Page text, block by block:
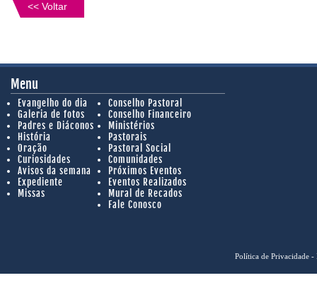
<< Voltar
Menu
Evangelho do dia
Galeria de fotos
Padres e Diáconos
História
Oração
Curiosidades
Avisos da semana
Expediente
Missas
Conselho Pastoral
Conselho Financeiro
Ministérios
Pastorais
Pastoral Social
Comunidades
Próximos Eventos
Eventos Realizados
Mural de Recados
Fale Conosco
Política de Privacidade -